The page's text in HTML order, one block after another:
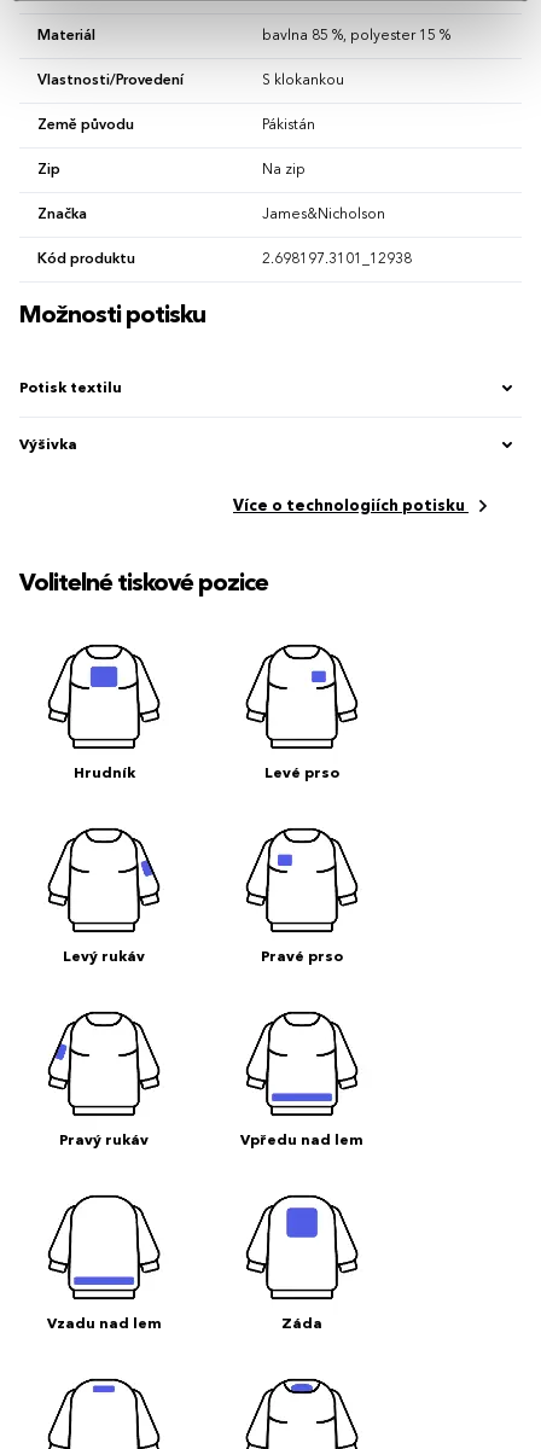
Materiál bavlna 85 %, polyester 15 %
Vlastnosti/Provedení S klokankou
Země původu Pákistán
Zip Na zip
Značka James&Nicholson
Kód produktu 2.698197.3101_12938
Možnosti potisku
Potisk textilu
Výšivka
Více o technologiích potisku
Volitelné tiskové pozice
Hrudník Levé prso
Levý rukáv Pravé prso
Pravý rukáv Vpředu nad lem
Vzadu nad lem Záda